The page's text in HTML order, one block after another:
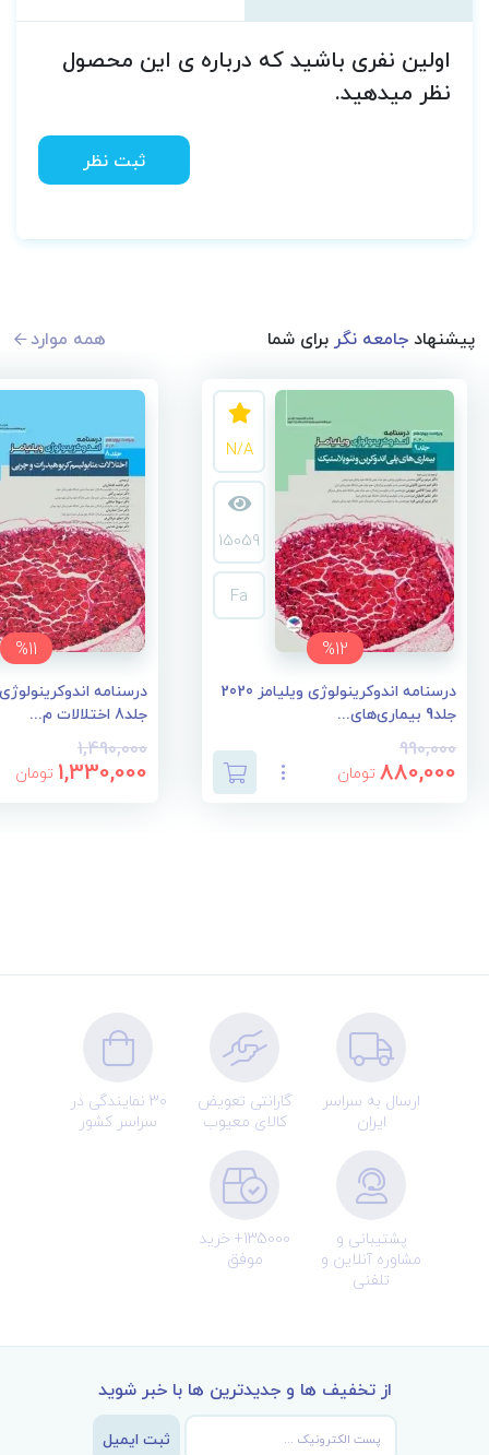
اولین نفری باشید که درباره ی این محصول
نظر میدهید.
ثبت نظر
پیشنهادجامعه نگر برای شما همه موارد
%12
N/A
15059
Fa
درسنامه اندوکرینولوژی ویلیامز 2020
جلد9 بیماری‌های...
990,000
880,000 تومان
%11
جلد8 اختلالات م...
1,490,000
1,330,000 تومان
ارسال به سراسر
ایران
گارانتی تعویض
کالای معیوب
30 نمایندگی در
سراسر کشور
پشتیبانی و
مشاوره آنلاین و
تلفنی
135000+ خرید
موفق
از تخفیف ها و جدیدترین ها با خبر شوید
ثبت ایمیل